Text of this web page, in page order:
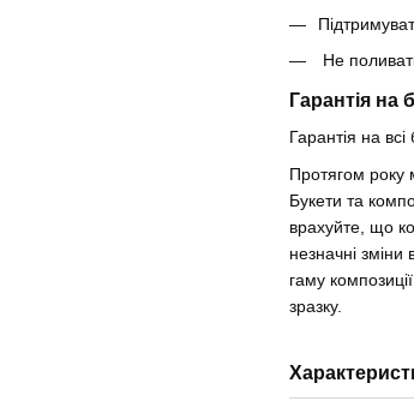
Не
Гарантія на
Гарантія на
Протягом року
Букети та
врахуйте, що
незначні
гаму
зразку.